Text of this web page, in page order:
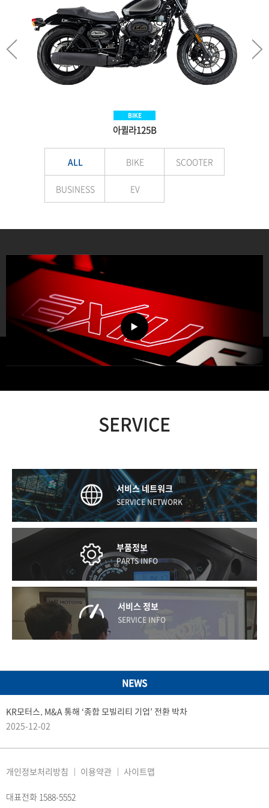
BIKE
아퀼라125B
BIKE
Aquila300BS
SCOOTER
VNEX125
EV
E-LuTion
ALL BIKE SCOOTER
BUSINESS EV
SERVICE
서비스 네트워크
SERVICE NETWORK
부품정보
PARTS INFO
서비스 정보
SERVICE INFO
NEWS
KR모터스, M&A 통해 ‘종합 모빌리티 기업’ 전환 박차
2025-12-02
개인정보처리방침 이용약관 사이트맵
대표전화 1588-5552